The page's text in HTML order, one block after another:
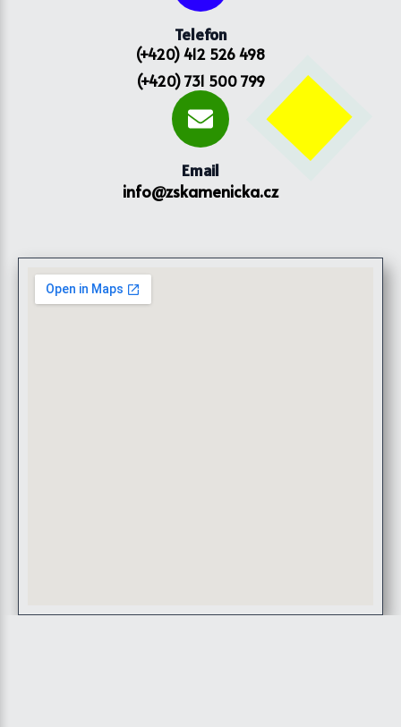
Telefon
(+420) 412 526 498
(+420) 731 500 799
Email
info@zskamenicka.cz